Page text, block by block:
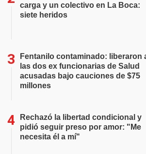
carga y un colectivo en La Boca:
siete heridos
Fentanilo contaminado: liberaron
las dos ex funcionarias de Salud
acusadas bajo cauciones de $75
millones
Rechazó la libertad condicional y
pidió seguir preso por amor: "Me
necesita él a mí"